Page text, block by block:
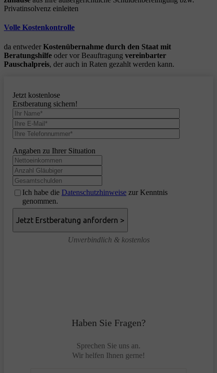
Privatinsolvenz einleiten
Volle Kostenkontrolle
da entweder Kostenübernahme durch den Staat mit
Beratungshilfe oder vor Beauftragung vereinbarter
Pauschalpreis, der auch in Raten gezahlt werden kann.
Jetzt kostenlose
Erstberatung sichern!
Angaben zu Ihrer Situation
Ich habe die Datenschutzhinweise zur Kenntnis
genommen.
Unverbindlich & kostenlos
Haben Sie Fragen?
Sprechen Sie uns an.
Wir helfen Ihnen gerne!